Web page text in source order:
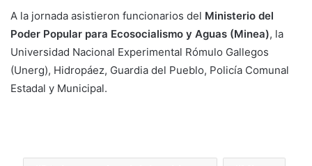
A la jornada asistieron funcionarios del Ministerio del
Poder Popular para Ecosocialismo y Aguas (Minea), la
Universidad Nacional Experimental Rómulo Gallegos
(Unerg), Hidropáez, Guardia del Pueblo, Policía Comunal
Estadal y Municipal.